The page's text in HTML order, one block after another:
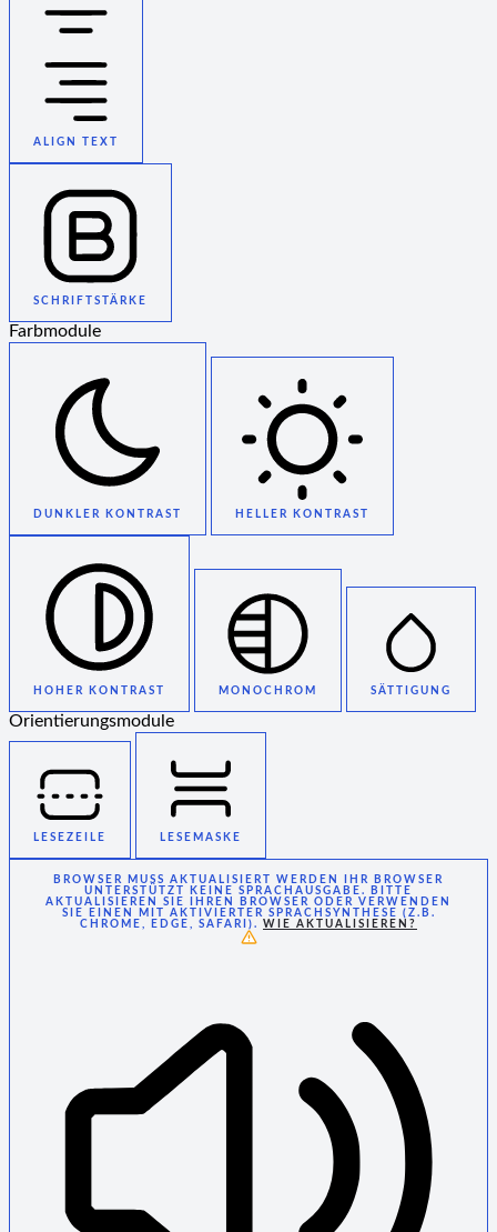
ALIGN TEXT
SCHRIFTSTÄRKE
Farbmodule
DUNKLER KONTRAST HELLER KONTRAST
HOHER KONTRAST MONOCHROM SÄTTIGUNG
Orientierungsmodule
LESEZEILE LESEMASKE
BROWSER MUSS AKTUALISIERT WERDEN
IHR BROWSER
UNTERSTÜTZT KEINE SPRACHAUSGABE. BITTE
AKTUALISIEREN SIE IHREN BROWSER ODER VERWENDEN
SIE EINEN MIT AKTIVIERTER SPRACHSYNTHESE (Z.B.
CHROME, EDGE, SAFARI). WIE AKTUALISIEREN?